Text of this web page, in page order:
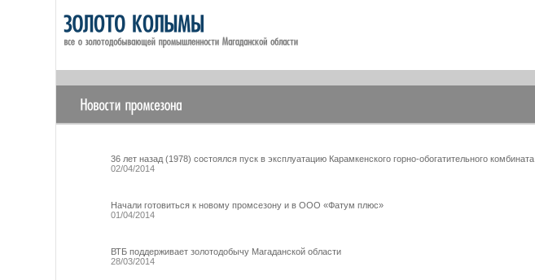
36 лет назад (1978) состоялся пуск в эксплуатацию Карамкенского горно-обогатительного комбината
02/04/2014
Начали готовиться к новому промсезону и в ООО «Фатум плюс»
01/04/2014
ВТБ поддерживает золотодобычу Магаданской области
28/03/2014